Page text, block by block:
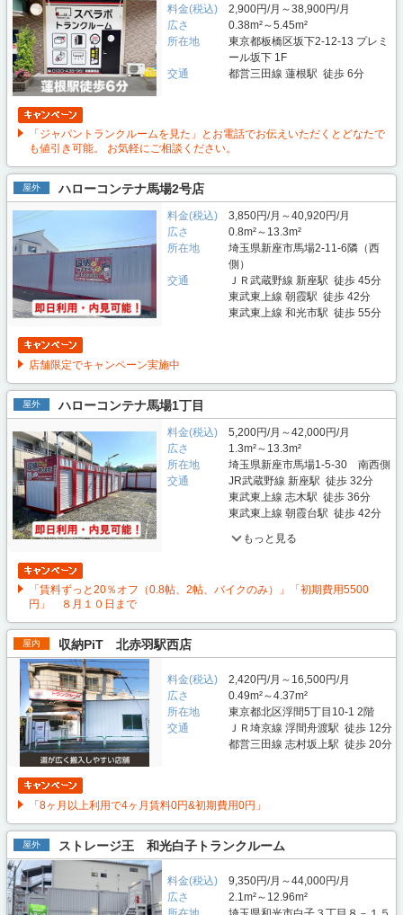
料金(税込)
2,900円/月～38,900円/月
広さ
0.38m²～5.45m²
所在地
東京都板橋区坂下2-12-13 プレミ
ール坂下 1F
交通
都営三田線 蓮根駅 徒歩 6分
「ジャパントランクルームを見た」とお電話でお伝えいただくとどなたで
も値引き可能。 お気軽にご相談ください。
屋外 ハローコンテナ馬場2号店
料金(税込)
3,850円/月～40,920円/月
広さ
0.8m²～13.3m²
所在地
埼玉県新座市馬場2-11-6隣（西
側）
交通
ＪＲ武蔵野線 新座駅 徒歩 45分
東武東上線 朝霞駅 徒歩 42分
東武東上線 和光市駅 徒歩 55分
店舗限定でキャンペーン実施中
屋外 ハローコンテナ馬場1丁目
料金(税込)
5,200円/月～42,000円/月
広さ
1.3m²～13.3m²
所在地
埼玉県新座市馬場1-5-30 南西側
交通
JR武蔵野線 新座駅 徒歩 32分
東武東上線 志木駅 徒歩 36分
東武東上線 朝霞台駅 徒歩 42分
もっと見る
「賃料ずっと20％オフ（0.8帖、2帖、バイクのみ）」「初期費用5500
円」 ８月１０日まで
屋内 収納PiT 北赤羽駅西店
料金(税込)
2,420円/月～16,500円/月
広さ
0.49m²～4.37m²
所在地
東京都北区浮間5丁目10-1 2階
交通
ＪＲ埼京線 浮間舟渡駅 徒歩 12分
都営三田線 志村坂上駅 徒歩 20分
「8ヶ月以上利用で4ヶ月賃料0円&初期費用0円」
屋外 ストレージ王 和光白子トランクルーム
料金(税込)
9,350円/月～44,000円/月
広さ
2.1m²～12.96m²